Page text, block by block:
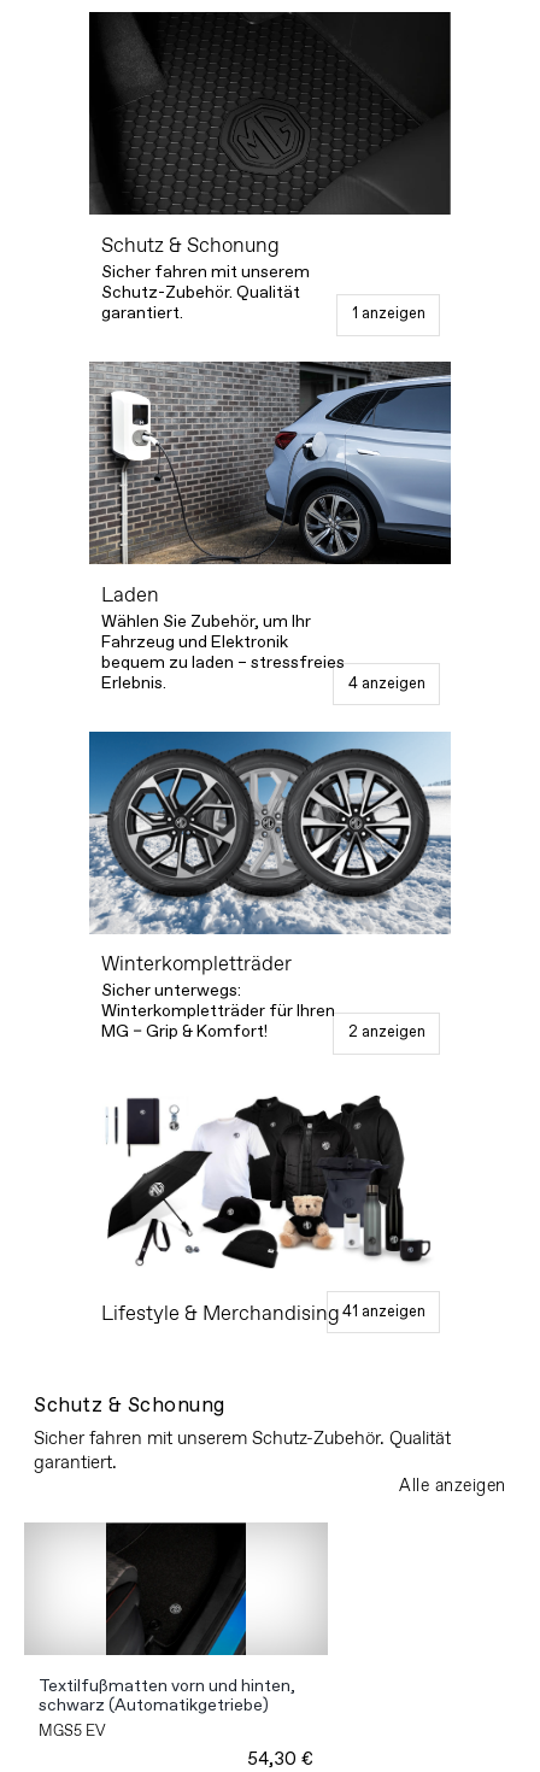
Schutz & Schonung
Sicher fahren mit unserem
Schutz-Zubehör. Qualität
garantiert.
1 anzeigen
Laden
Wählen Sie Zubehör, um Ihr
Fahrzeug und Elektronik
bequem zu laden – stressfreies
Erlebnis.
4 anzeigen
Winterkompletträder
Sicher unterwegs:
Winterkompletträder für Ihren
MG – Grip & Komfort!
2 anzeigen
Lifestyle & Merchandising 41 anzeigen
Schutz & Schonung
Sicher fahren mit unserem Schutz-Zubehör. Qualität
garantiert.
Alle anzeigen
Textilfußmatten vorn und hinten,
schwarz (Automatikgetriebe)
MGS5 EV
54,30 €